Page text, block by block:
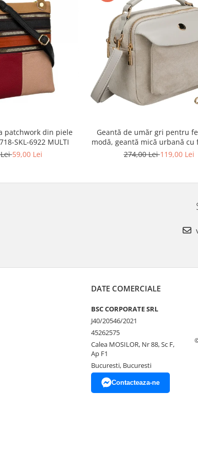
patchwork din piele
SKL-6922 MULTI
59,00 Lei
Geantă de umăr gri pentru
modă, geantă mică urbană cu
piele ecologică - Peterson
274,00 Lei119,00 Lei
DATE COMERCIALE
BSC CORPORATE SRL
J40/20546/2021
45262575
Calea MOSILOR, Nr 88, Sc F,
Ap F1
Bucuresti, Bucuresti
Contacteaza-ne